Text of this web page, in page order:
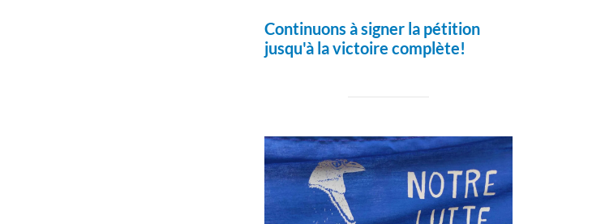
Continuons à signer la pétition
jusqu'à la victoire complète!